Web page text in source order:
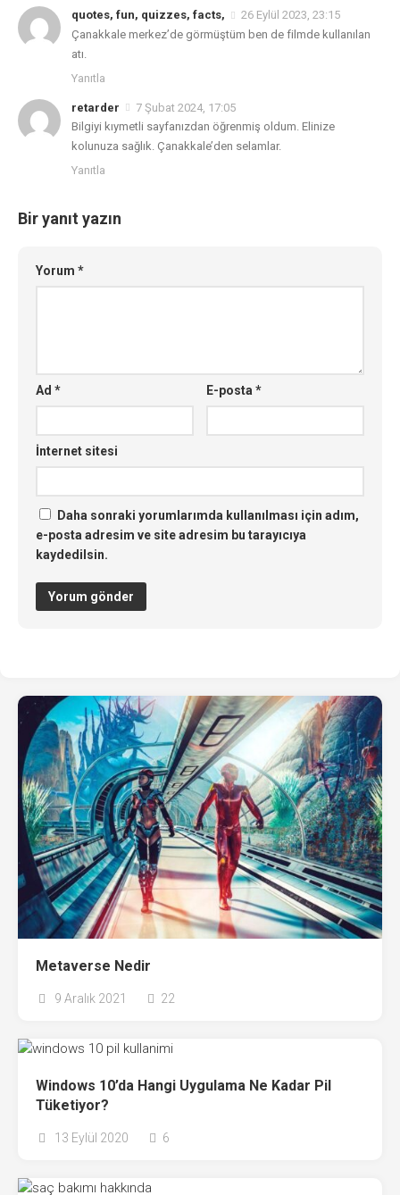
quotes, fun, quizzes, facts,
26 Eylül 2023, 23:15
Çanakkale merkez’de görmüştüm ben de filmde kullanılan
atı.
Yanıtla
retarder
7 Şubat 2024, 17:05
Bilgiyi kıymetli sayfanızdan öğrenmiş oldum. Elinize
kolunuza sağlık. Çanakkale’den selamlar.
Yanıtla
Bir yanıt yazın
Yorum *
Ad * E-posta*
İnternet sitesi
Daha sonraki yorumlarımda kullanılması için adım,
e-posta adresim ve site adresim bu tarayıcıya
kaydedilsin.
Metaverse Nedir
9 Aralık 2021 22
Windows 10’da Hangi Uygulama Ne Kadar Pil
Tüketiyor?
13 Eylül 2020 6